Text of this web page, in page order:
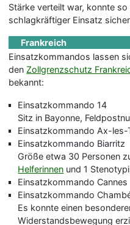
Stärke verteilt war, konnte
schlagkräftiger Einsatz
Frankreich
Einsatzkommandos lassen
denZollgrenzschutz
bekannt:
Einsatzkommando 14
Sitz in Bayonne,
Einsatzkommando Ax-les-
Einsatzkommando Biarritz
Größe etwa 30 Personen
Helferinnen und 1
Einsatzkommando Cannes
Einsatzkommando
Es konnte einen
Widerstandsbewegung